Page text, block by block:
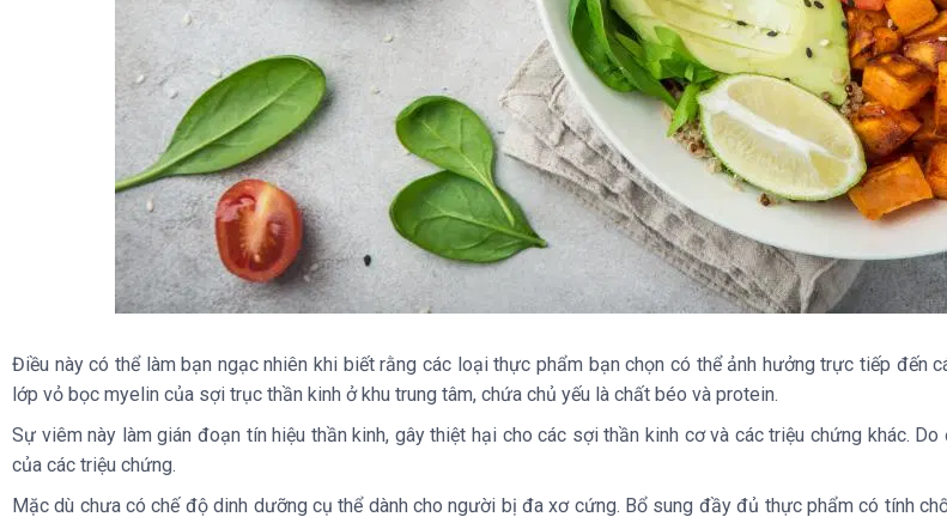
Điều này có thể làm bạn ngạc nhiên khi biết rằng các loại thực phẩm bạn chọn có thể ảnh hưởng trực tiếp đến
lớp vỏ bọc myelin của sợi trục thần kinh ở khu trung tâm, chứa chủ yếu là chất béo và protein.
Sự viêm này làm gián đoạn tín hiệu thần kinh, gây thiệt hại cho các sợi thần kinh cơ và các triệu chứng khác.
của các triệu chứng.
Mặc dù chưa có chế độ dinh dưỡng cụ thể dành cho người bị đa xơ cứng. Bổ sung đầy đủ thực phẩm có tính